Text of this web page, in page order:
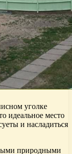
уголке
идеальное место
и насладиться
природными